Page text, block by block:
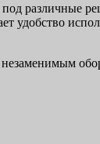
различные
удобство